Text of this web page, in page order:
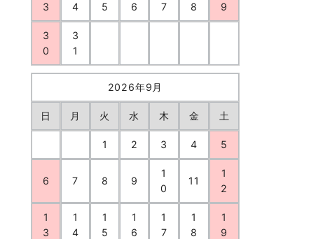
3
4
5
6
7
8
9
3
0
3
1
2026年9月
日 月 火 水 木 金 土
1 2 3 4 5
6 7 8 9
1
0
11
1
2
1
3
1
4
1
5
1
6
1
7
1
8
1
9